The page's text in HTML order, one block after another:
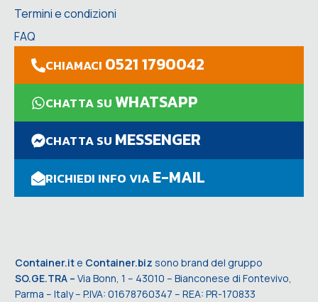
Termini e condizioni
FAQ
CHIAMACI 0521 1790042
CHATTA SUWHATSAPP
CHATTA SU MESSENGER
RICHIEDI INFO VIAE-MAIL
Container.it e Container.biz sono brand del gruppo
SO.GE.TRA – Via Bonn, 1 – 43010 – Bianconese di Fontevivo,
Parma – Italy – P.IVA: 01678760347 – REA: PR-170833